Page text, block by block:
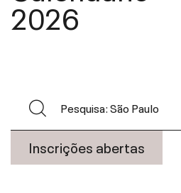
2026
Inscrições abertas